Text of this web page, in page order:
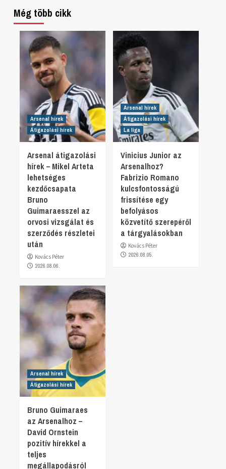
Még több cikk
Arsenal hírek
Átigazolási hírek
Arsenal átigazolási
hírek – Mikel Arteta
lehetséges
kezdőcsapata
Bruno
Guimaraesszel az
orvosi vizsgálat és
szerződés részletei
után
Kovács Péter
2026.08.06.
Arsenal hírek
Átigazolási hírek
La liga
Vinicius Junior az
Arsenalhoz?
Fabrizio Romano
kulcsfontosságú
frissítése egy
befolyásos
közvetítő szerepéről
a tárgyalásokban
Kovács Péter
2026.08.05.
Arsenal hírek
Átigazolási hírek
Bruno Guimaraes
az Arsenalhoz –
David Ornstein
pozitív hírekkel a
teljes
megállapodásról